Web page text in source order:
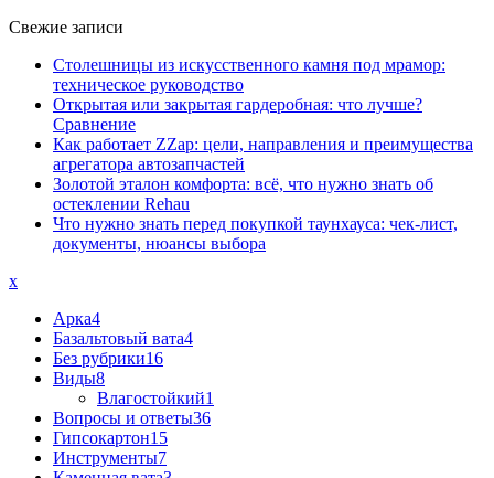
Свежие записи
Столешницы из искусственного камня под мрамор:
техническое руководство
Открытая или закрытая гардеробная: что лучше?
Сравнение
Как работает ZZap: цели, направления и преимущества
агрегатора автозапчастей
Золотой эталон комфорта: всё, что нужно знать об
остеклении Rehau
Что нужно знать перед покупкой таунхауса: чек-лист,
документы, нюансы выбора
x
Арка4
Базальтовый вата4
Без рубрики16
Виды8
Влагостойкий1
Вопросы и ответы36
Гипсокартон15
Инструменты7